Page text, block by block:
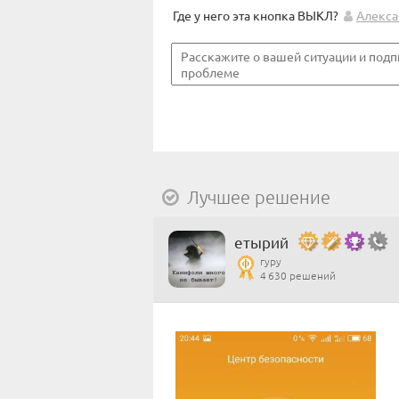
Где у него эта кнопка ВЫКЛ?
Лучшее решение
етырий
гуру
4 630 решений